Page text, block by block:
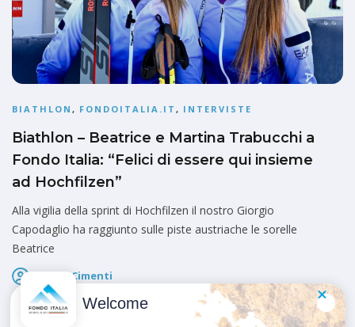
BIATHLON , FONDOITALIA.IT , INTERVISTE
Biathlon – Beatrice e Martina Trabucchi a
Fondo Italia: “Felici di essere qui insieme
ad Hochfilzen”
Alla vigilia della sprint di Hochfilzen il nostro Giorgio
Capodaglio ha raggiunto sulle piste austriache le sorelle
Beatrice
Marco Cimenti
Pubblicato il
Welcome